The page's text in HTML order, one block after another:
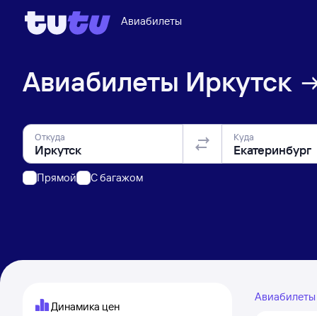
Авиабилеты
Авиабилеты Иркутск
Откуда
Прямой C багажом
Куда
Динамика цен
Авиабилеты